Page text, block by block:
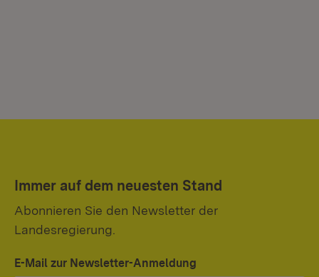
Immer auf dem neuesten Stand
Abonnieren Sie den Newsletter der
Landesregierung.
E-Mail zur Newsletter-Anmeldung